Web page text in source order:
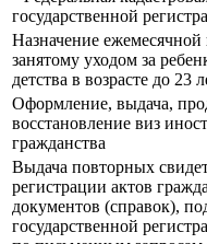
государственной
Назначение
занятому уходом за
детства в возрасте до 23
Оформление, выдача,
восстановление виз
гражданства
Выдача повторных
регистрации актов
документов (справок),
государственной